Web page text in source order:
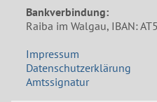
Bankverbindung:
Raiba im Walgau, IBAN:
Impressum
Datenschutzerklärung
Amtssignatur